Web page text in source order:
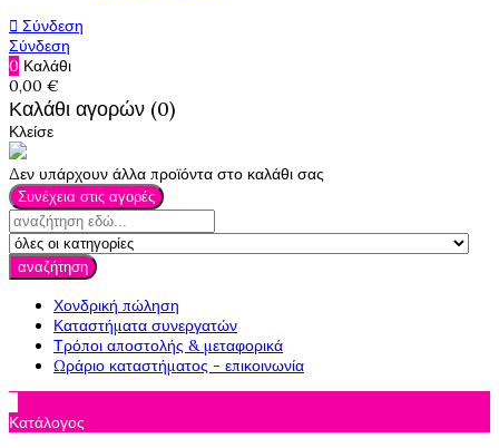
 Σύνδεση
Σύνδεση
0 Καλάθι
0,00 €
Καλάθι αγορών (0)
Κλείσε
Δεν υπάρχουν άλλα προϊόντα στο καλάθι σας
Συνέχεια στις αγορές
αναζήτηση
Χονδρική πώληση
Καταστήματα συνεργατών
Τρόποι αποστολής & μεταφορικά
Ωράριο καταστήματος - επικοινωνία
Κατάλογος